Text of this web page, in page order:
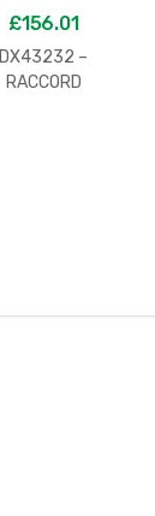
£156.01
DX43232 –
RACCORD